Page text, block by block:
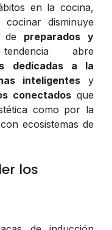
en la cocina,
disminuye
de preparados y
abre
dedicadas a la
inteligentes y
conectadosque
como por la
ecosistemas de
los